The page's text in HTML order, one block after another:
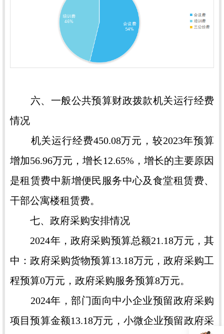
六、一般公共预算财政拨款机关运行经费
情况
机关运行经费450.08万元，较2023年预算
增加56.96万元，增长12.65%，增长的主要原因
是租赁费中新增便民服务中心及食堂租赁费、
干部公寓楼租赁费。
七、政府采购安排情况
2024年，政府采购预算总额21.18万元，其
中：政府采购货物预算13.18万元，政府采购工
程预算0万元，政府采购服务预算8万元。
2024年，部门面向中小企业预留政府采购
项目预算金额13.18万元，小微企业预留政府采